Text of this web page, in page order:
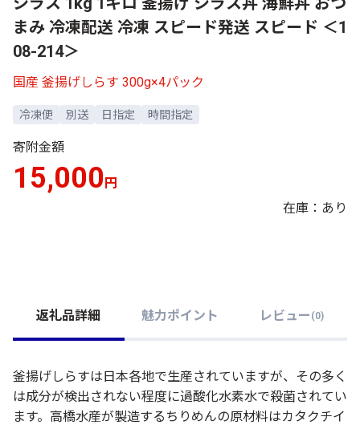
まみ 冷凍配送 冷凍 スピード発送 スピード ＜1
08-214＞
国産 釜揚げしらす 300g×4パック
冷凍便 別送 日指定 時間指定
寄附金額
15,000 円
在庫：あり
返礼品詳細 魅力ポイント レビュー (0)
釜揚げしらすは日本各地で生産されていますが、その多く
は成分が検出されない程度に過酸化水素水で殺菌されてい
ます。高橋水産が製造するちりめんの原材料はカタクチイ